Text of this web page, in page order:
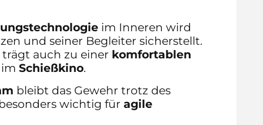
im Inneren wird
und seiner Begleiter sicherstellt.
auch zu einer komfortablen
Schießkino.
bleibt das Gewehr trotz des
wichtig für agile